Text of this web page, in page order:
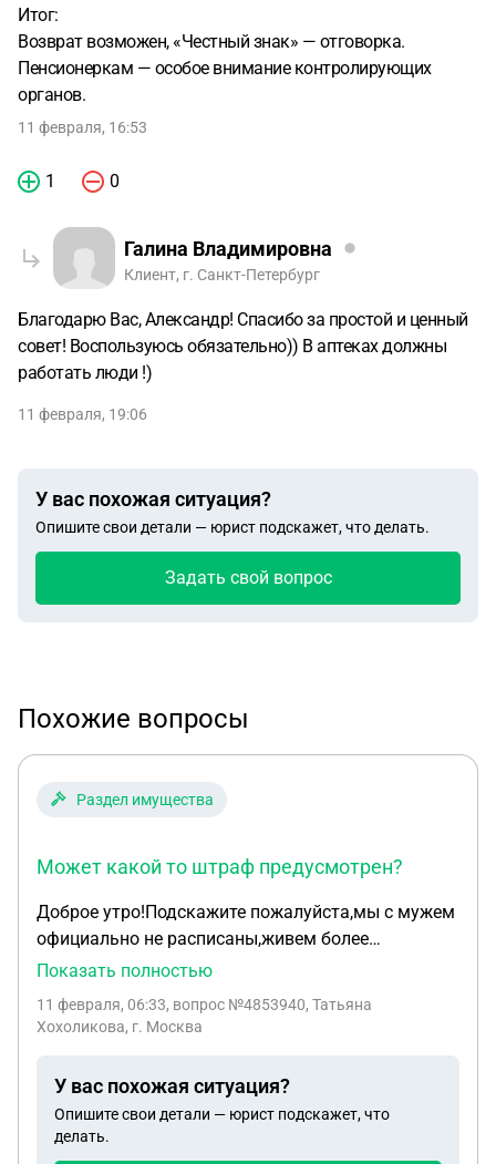
Итог:
Возврат возможен, «Честный знак» — отговорка.
Пенсионеркам — особое внимание контролирующих
органов.
11 февраля, 16:53
1 0
Галина Владимировна
Клиент, г. Санкт-Петербург
Благодарю Вас, Александр! Спасибо за простой и ценный
совет! Воспользуюсь обязательно)) В аптеках должны
работать люди !)
11 февраля, 19:06
У вас похожая ситуация?
Опишите свои детали — юрист подскажет, что делать.
Задать свой вопрос
Похожие вопросы
Раздел имущества
Может какой то штраф предусмотрен?
Доброе утро!Подскажите пожалуйста,мы с мужем
официально не расписаны,живем более
пятнадцати лет совместно ,в моей
.Получилось ,что муж сменил работу и завел
уже когда все вскрылось,я узнала ,что были
измены ,задерживался с работы,бывало ,что
ссылался ,что останется у приятеля ,Однажды
Показать полностью
11 февраля, 06:33, вопрос №4853940, Татьяна
Хохоликова, г. Москва
У вас похожая ситуация?
Опишите свои детали — юрист подскажет, что
делать.